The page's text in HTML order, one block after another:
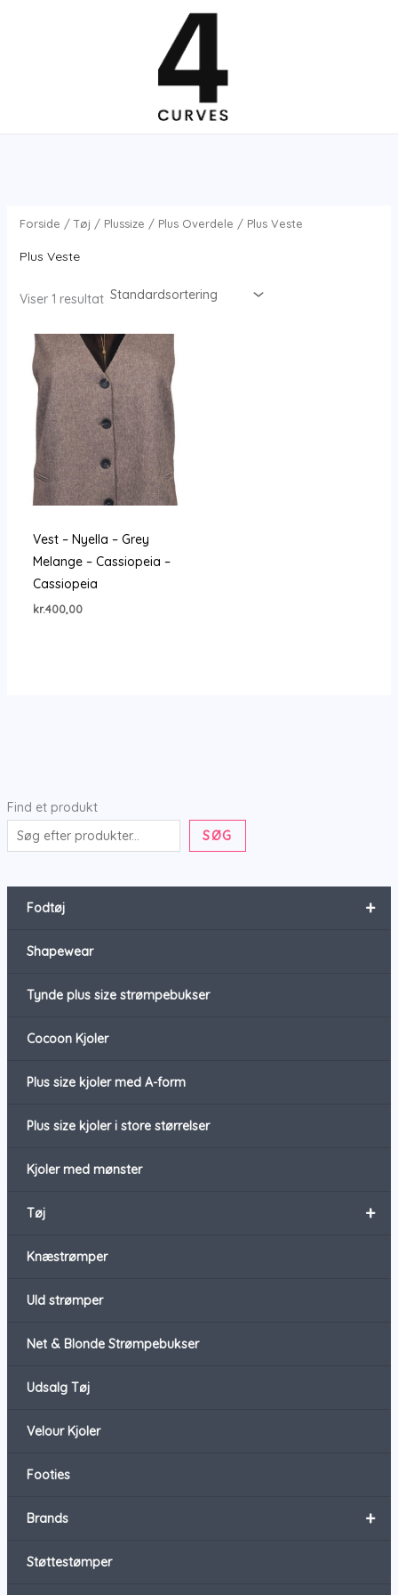
Find et produkt
SØG
+
Fodtøj
Shapewear
Tynde plus size strømpebukser
Cocoon Kjoler
Plus size kjoler med A-form
Plus size kjoler i store størrelser
Kjoler med mønster
+
Tøj
Knæstrømper
Uld strømper
Net & Blonde Strømpebukser
Udsalg Tøj
Velour Kjoler
Footies
+
Brands
Støttestømper
Forside /Tøj / Plussize / Plus Overdele / Plus Veste
Plus Veste
Viser 1 resultat
Vest – Nyella – Grey
Melange – Cassiopeia –
Cassiopeia
kr.400,00